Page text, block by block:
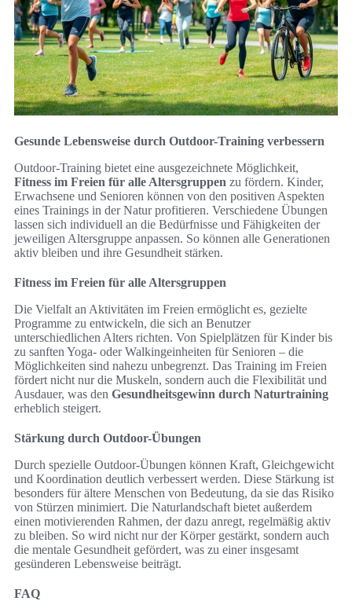
Gesunde Lebensweise durch Outdoor-Training verbessern
Outdoor-Training bietet eine ausgezeichnete Möglichkeit,
Fitness im Freien für alle Altersgruppen zu fördern. Kinder,
Erwachsene und Senioren können von den positiven Aspekten
eines Trainings in der Natur profitieren. Verschiedene Übungen
lassen sich individuell an die Bedürfnisse und Fähigkeiten der
jeweiligen Altersgruppe anpassen. So können alle Generationen
aktiv bleiben und ihre Gesundheit stärken.
Fitness im Freien für alle Altersgruppen
Die Vielfalt an Aktivitäten im Freien ermöglicht es, gezielte
Programme zu entwickeln, die sich an Benutzer
unterschiedlichen Alters richten. Von Spielplätzen für Kinder bis
zu sanften Yoga- oder Walkingeinheiten für Senioren – die
Möglichkeiten sind nahezu unbegrenzt. Das Training im Freien
fördert nicht nur die Muskeln, sondern auch die Flexibilität und
Ausdauer, was den Gesundheitsgewinn durch Naturtraining
erheblich steigert.
Stärkung durch Outdoor-Übungen
Durch spezielle Outdoor-Übungen können Kraft, Gleichgewicht
und Koordination deutlich verbessert werden. Diese Stärkung ist
besonders für ältere Menschen von Bedeutung, da sie das Risiko
von Stürzen minimiert. Die Naturlandschaft bietet außerdem
einen motivierenden Rahmen, der dazu anregt, regelmäßig aktiv
zu bleiben. So wird nicht nur der Körper gestärkt, sondern auch
die mentale Gesundheit gefördert, was zu einer insgesamt
gesünderen Lebensweise beiträgt.
FAQ